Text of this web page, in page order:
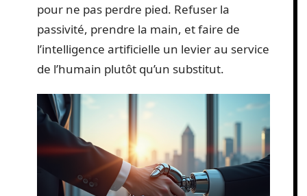
pour ne pas perdre pied. Refuser la
passivité, prendre la main, et faire de
l’intelligence artificielle un levier au service
de l’humain plutôt qu’un substitut.